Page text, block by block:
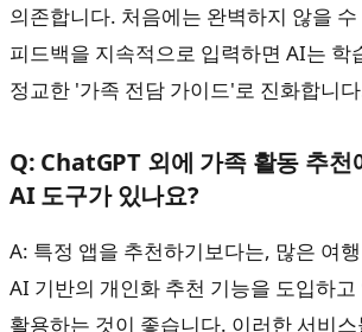
의존합니다. 처음에는 완벽하지 않을
피드백을 지속적으로 입력하면 AI는 학
정교한 '가족 전담 가이드'로 진화합니
Q: ChatGPT 외에 가족 활동 추천
AI 도구가 있나요?
A: 특정 앱을 추천하기보다는, 많은 여
AI 기반의 개인화 추천 기능을 도입하고
활용하는 것이 좋습니다. 이러한 서비